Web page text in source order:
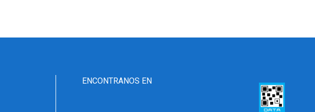
ENCONTRANOS EN